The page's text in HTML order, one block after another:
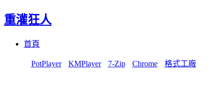
重灌狂人
首頁
PotPlayer KMPlayer 7-Zip Chrome 格式工廠